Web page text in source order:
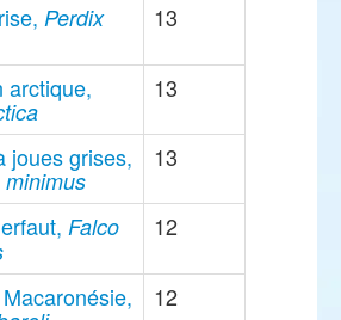
Perdix
13
arctique, 13
joues grises, 13
Falco
12
12